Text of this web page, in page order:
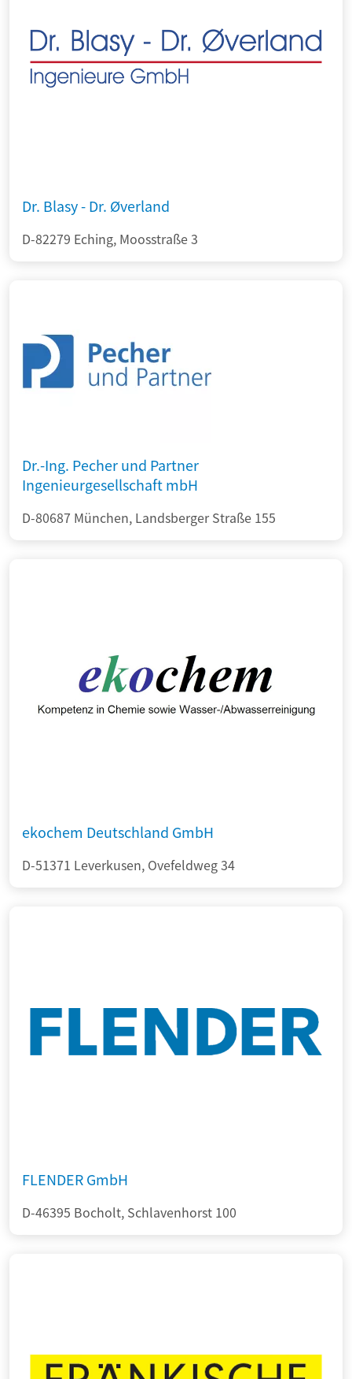
Dr. Blasy - Dr. Øverland
D-82279 Eching, Moosstraße 3
Dr.-Ing. Pecher und Partner
Ingenieurgesellschaft mbH
D-80687 München, Landsberger Straße 155
ekochem Deutschland GmbH
D-51371 Leverkusen, Ovefeldweg 34
FLENDER GmbH
D-46395 Bocholt, Schlavenhorst 100